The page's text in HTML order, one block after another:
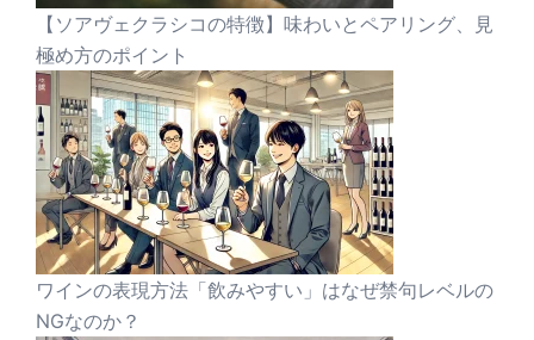
【ソアヴェクラシコの特徴】味わいとペアリング、見
極め方のポイント
ワインの表現方法「飲みやすい」はなぜ禁句レベルの
NGなのか？